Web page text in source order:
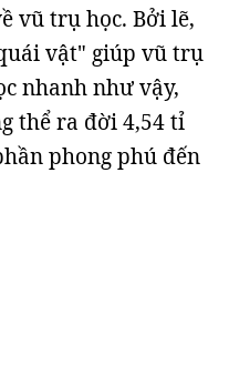
vũ trụ học. Bởi lẽ,
vật" giúp vũ trụ
nhanh như vậy,
thể ra đời 4,54 tỉ
phong phú đến